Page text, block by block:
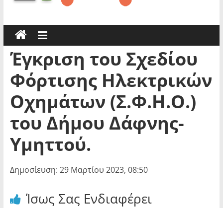
Έγκριση του Σχεδίου
Φόρτισης Ηλεκτρικών
Οχημάτων (Σ.Φ.Η.Ο.)
του Δήμου Δάφνης-
Υμηττού.
Δημοσίευση: 29 Μαρτίου 2023, 08:50
Ίσως Σας Ενδιαφέρει